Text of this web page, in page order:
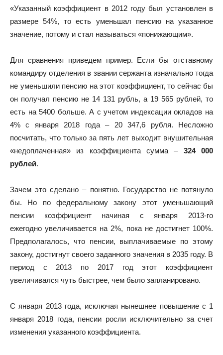
«Указанный коэффициент в 2012 году был установлен в
размере 54%, то есть уменьшал пенсию на указанное
значение, потому и стал называться «понижающим».
Для сравнения приведем пример. Если бы отставному
командиру отделения в звании сержанта изначально тогда
не уменьшили пенсию на этот коэффициент, то сейчас бы
он получал пенсию не 14 131 рубль, а 19 565 рублей, то
есть на 5400 больше. А с учетом индексации окладов на
4% с января 2018 года – 20 347,6 рубля. Несложно
посчитать, что только за пять лет выходит внушительная
«недоплаченная» из коэффициента сумма – 324 000
рублей.
Зачем это сделано – понятно. Государство не потянуло
бы. Но по федеральному закону этот уменьшающий
пенсии коэффициент начиная с января 2013-го
ежегодно увеличивается на 2%, пока не достигнет 100%.
Предполагалось, что пенсии, выплачиваемые по этому
закону, достигнут своего заданного значения в 2035 году. В
период с 2013 по 2017 год этот коэффициент
увеличивался чуть быстрее, чем было запланировано.
С января 2013 года, исключая нынешнее повышение с 1
января 2018 года, пенсии росли исключительно за счет
изменения указанного коэффициента.